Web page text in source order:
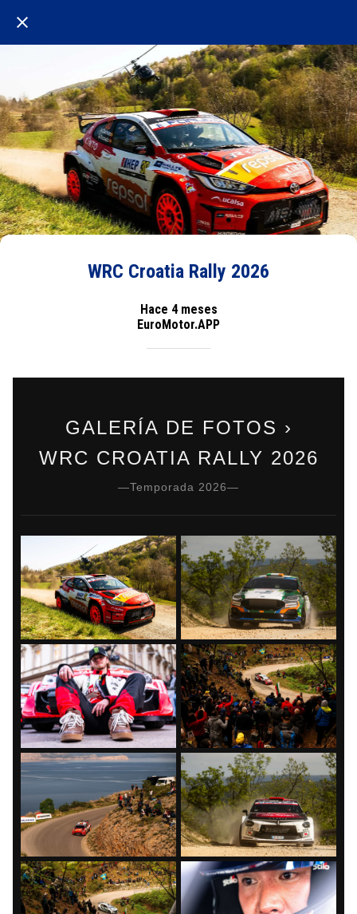
WRC Croatia Rally 2026
Hace 4 meses
EuroMotor.APP
GALERÍA DE FOTOS ›
WRC CROATIA RALLY 2026
—Temporada 2026—